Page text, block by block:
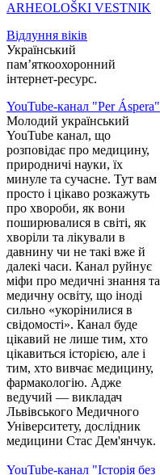
ARHEOLOŠKI VESTNIK
Відлуння віків
Український
пам’яткоохоронний
інтернет-ресурс.
YouTube-канал "Per Áspera"
Молодий український
YouTube канал, що
розповідає про медицину,
природничі науки, їх
минуле та сучасне. Тут вам
просто і цікаво розкажуть
про хвороби, як вони
поширювалися в світі, як
хворіли та лікували в
давнину чи не такі вже й
далекі часи. Канал руйнує
міфи про медичні знання та
медичну освіту, що іноді
сильно «укорінилися в
свідомості». Канал буде
цікавий не лише тим, хто
цікавиться історією, але і
тим, хто вивчає медицину,
фармакологію. Адже
ведучий — викладач
Львівського Медичного
Університету, дослідник
медицини Стас Дем'янчук.
YouTube-канал "Історія без